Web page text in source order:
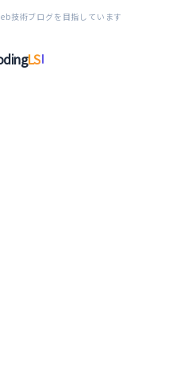
技術ブログを目指しています
LS